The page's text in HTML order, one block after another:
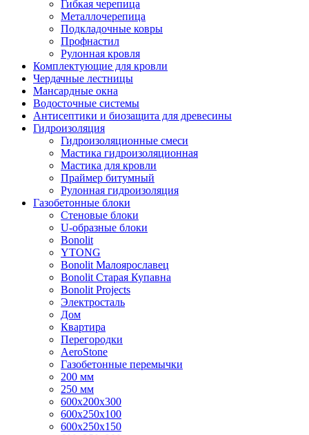
Гибкая черепица
Металлочерепица
Подкладочные ковры
Профнастил
Рулонная кровля
Комплектующие для кровли
Чердачные лестницы
Мансардные окна
Водосточные системы
Антисептики и биозащита для древесины
Гидроизоляция
Гидроизоляционные смеси
Мастика гидроизоляционная
Мастика для кровли
Праймер битумный
Рулонная гидроизоляция
Газобетонные блоки
Стеновые блоки
U-образные блоки
Bonolit
YTONG
Bonolit Малоярославец
Bonolit Старая Купавна
Bonolit Projects
Электросталь
Дом
Квартира
Перегородки
AeroStone
Газобетонные перемычки
200 мм
250 мм
600x200x300
600x250x100
600x250x150